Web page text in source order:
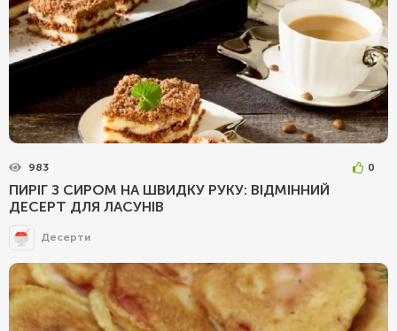
983 0
ПИРІГ З СИРОМ НА ШВИДКУ РУКУ: ВІДМІННИЙ
ДЕСЕРТ ДЛЯ ЛАСУНІВ
Десерти